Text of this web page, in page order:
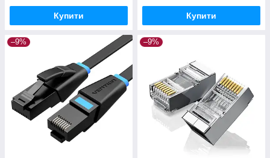
Купити Купити
–9% –9%